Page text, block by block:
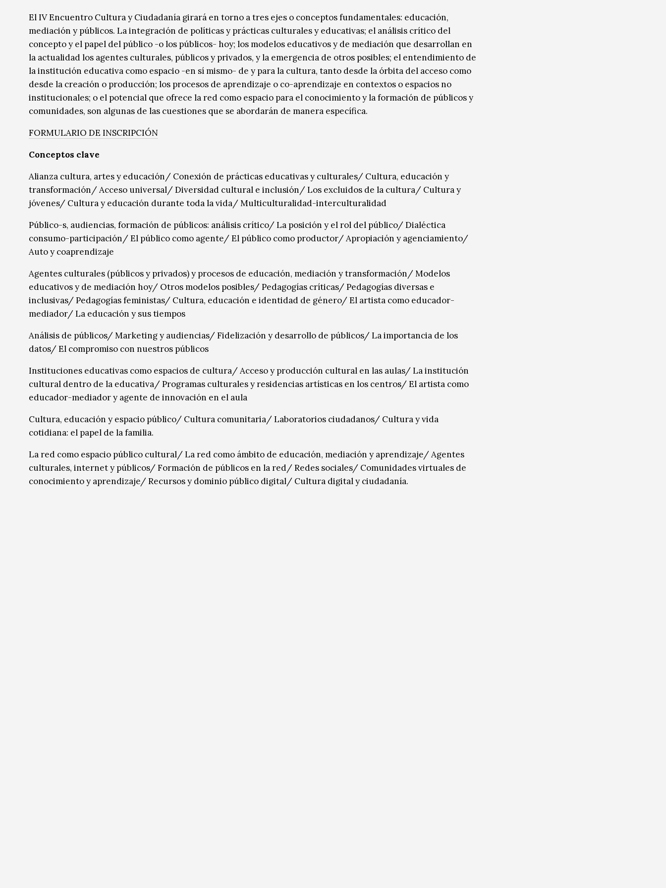
Música Música
Sin categoría Sin categoría
El IV Encuentro Cultura y Ciudadanía girará en torno a tres ejes o conceptos fundamentales: educación,
mediación y públicos. La integración de políticas y prácticas culturales y educativas; el análisis crítico del
concepto y el papel del público -o los públicos- hoy; los modelos educativos y de mediación que desarrollan en
la actualidad los agentes culturales, públicos y privados, y la emergencia de otros posibles; el entendimiento de
la institución educativa como espacio -en sí mismo- de y para la cultura, tanto desde la órbita del acceso como
desde la creación o producción; los procesos de aprendizaje o co-aprendizaje en contextos o espacios no
institucionales; o el potencial que ofrece la red como espacio para el conocimiento y la formación de públicos y
comunidades, son algunas de las cuestiones que se abordarán de manera específica.
FORMULARIO DE INSCRIPCIÓN
Conceptos clave
Alianza cultura, artes y educación/ Conexión de prácticas educativas y culturales/ Cultura, educación y
transformación/ Acceso universal/ Diversidad cultural e inclusión/ Los excluidos de la cultura/ Cultura y
jóvenes/ Cultura y educación durante toda la vida/ Multiculturalidad-interculturalidad
Público-s, audiencias, formación de públicos: análisis crítico/ La posición y el rol del público/ Dialéctica
consumo-participación/ El público como agente/ El público como productor/ Apropiación y agenciamiento/
Auto y coaprendizaje
Agentes culturales (públicos y privados) y procesos de educación, mediación y transformación/ Modelos
educativos y de mediación hoy/ Otros modelos posibles/ Pedagogías críticas/ Pedagogías diversas e
inclusivas/ Pedagogías feministas/ Cultura, educación e identidad de género/ El artista como educador-
mediador/ La educación y sus tiempos
Análisis de públicos/ Marketing y audiencias/ Fidelización y desarrollo de públicos/ La importancia de los
datos/ El compromiso con nuestros públicos
Instituciones educativas como espacios de cultura/ Acceso y producción cultural en las aulas/ La institución
cultural dentro de la educativa/ Programas culturales y residencias artísticas en los centros/ El artista como
educador-mediador y agente de innovación en el aula
Cultura, educación y espacio público/ Cultura comunitaria/ Laboratorios ciudadanos/ Cultura y vida
cotidiana: el papel de la familia.
La red como espacio público cultural/ La red como ámbito de educación, mediación y aprendizaje/ Agentes
culturales, internet y públicos/ Formación de públicos en la red/ Redes sociales/ Comunidades virtuales de
conocimiento y aprendizaje/ Recursos y dominio público digital/ Cultura digital y ciudadanía.